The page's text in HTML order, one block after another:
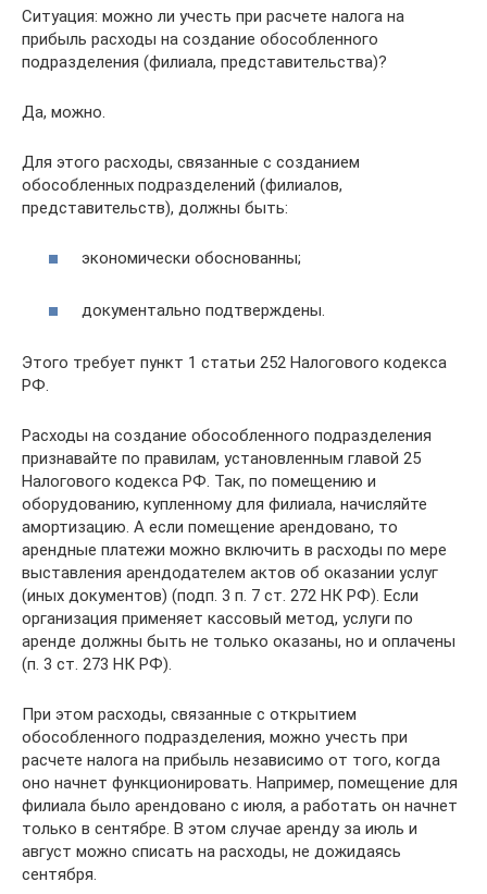
Ситуация: можно ли учесть при расчете налога на
прибыль расходы на создание обособленного
подразделения (филиала, представительства)?
Да, можно.
Для этого расходы, связанные с созданием
обособленных подразделений (филиалов,
представительств), должны быть:
экономически обоснованны;
документально подтверждены.
Этого требует пункт 1 статьи 252 Налогового кодекса
РФ.
Расходы на создание обособленного подразделения
признавайте по правилам, установленным главой 25
Налогового кодекса РФ. Так, по помещению и
оборудованию, купленному для филиала, начисляйте
амортизацию. А если помещение арендовано, то
арендные платежи можно включить в расходы по мере
выставления арендодателем актов об оказании услуг
(иных документов) (подп. 3 п. 7 ст. 272 НК РФ). Если
организация применяет кассовый метод, услуги по
аренде должны быть не только оказаны, но и оплачены
(п. 3 ст. 273 НК РФ).
При этом расходы, связанные с открытием
обособленного подразделения, можно учесть при
расчете налога на прибыль независимо от того, когда
оно начнет функционировать. Например, помещение для
филиала было арендовано с июля, а работать он начнет
только в сентябре. В этом случае аренду за июль и
август можно списать на расходы, не дожидаясь
сентября.